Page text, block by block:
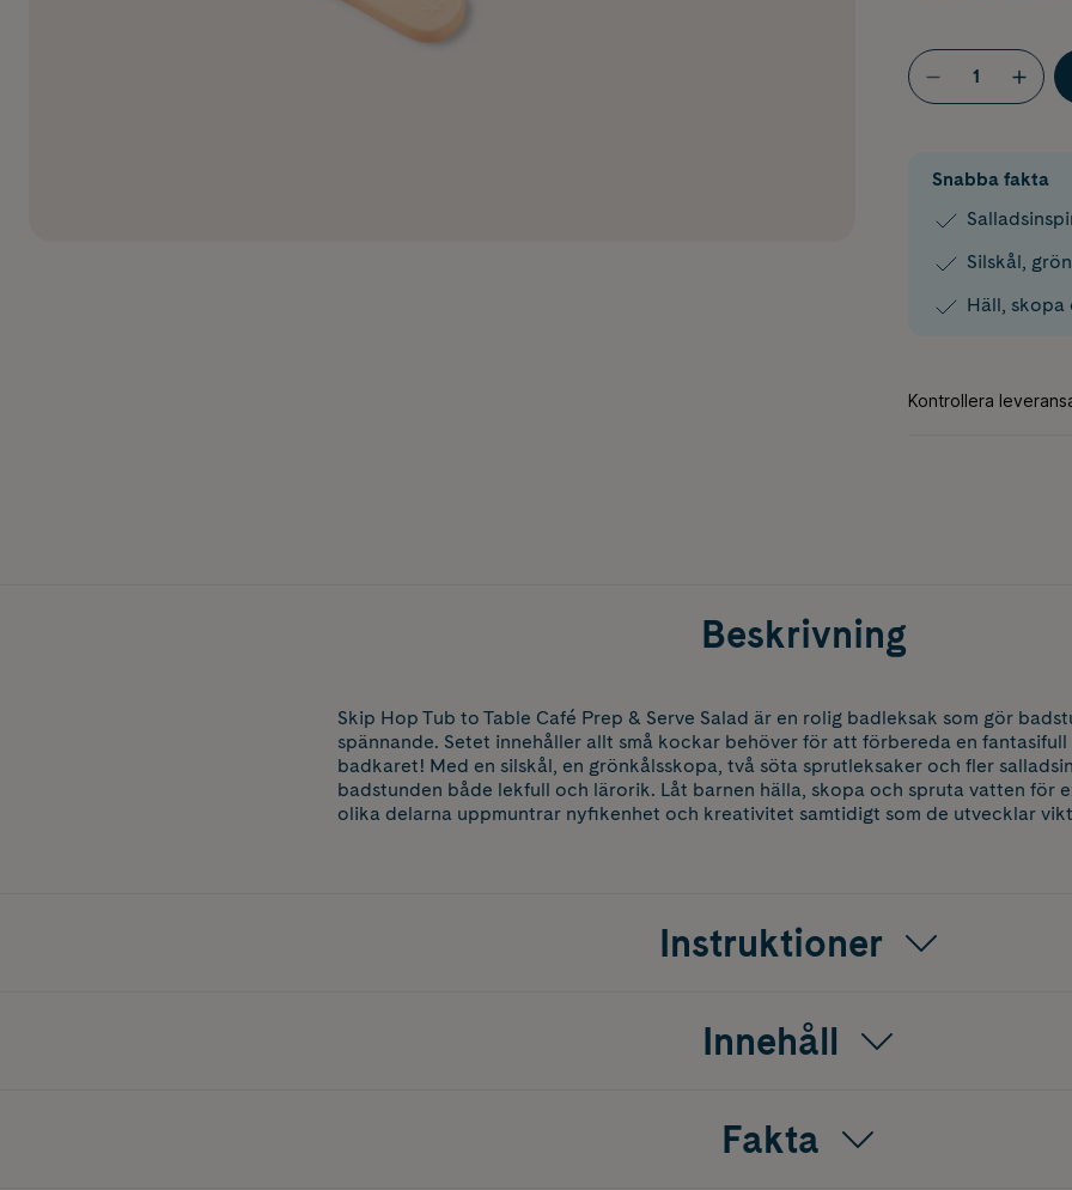
Snabba fakta
Silskål,
Häll,
Beskrivning
Skip Hop Tub to Table Café Prep & Serve Salad är en rolig badleksak som gör
spännande. Setet innehåller allt små kockar behöver för att förbereda en
badkaret! Med en silskål, en grönkålsskopa, två söta sprutleksaker och fler
badstunden både lekfull och lärorik. Låt barnen hälla, skopa och spruta vatten för
olika delarna uppmuntrar nyfikenhet och kreativitet samtidigt som de utvecklar
Instruktioner
Innehåll
Fakta